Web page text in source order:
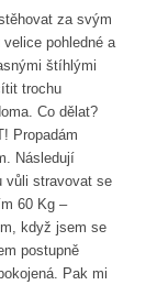
za svým
pohledné a
štíhlými
trochu
Co dělat?
Propadám
Následují
vůli stravovat se
60 Kg –
když jsem se
postupně
Pak mi